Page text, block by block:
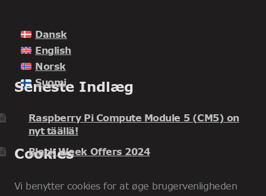
Dansk
English
Norsk
Suomi
Seneste Indlæg
Raspberry Pi Compute Module 5 (CM5) on
nyt täällä!
Black Week Offers 2024
Cookies
Vi benytter cookies for at øge brugervenligheden